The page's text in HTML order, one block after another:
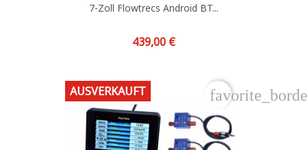
7-Zoll Flowtrecs Android BT...
Preis
439,00 €
AUSVERKAUFT